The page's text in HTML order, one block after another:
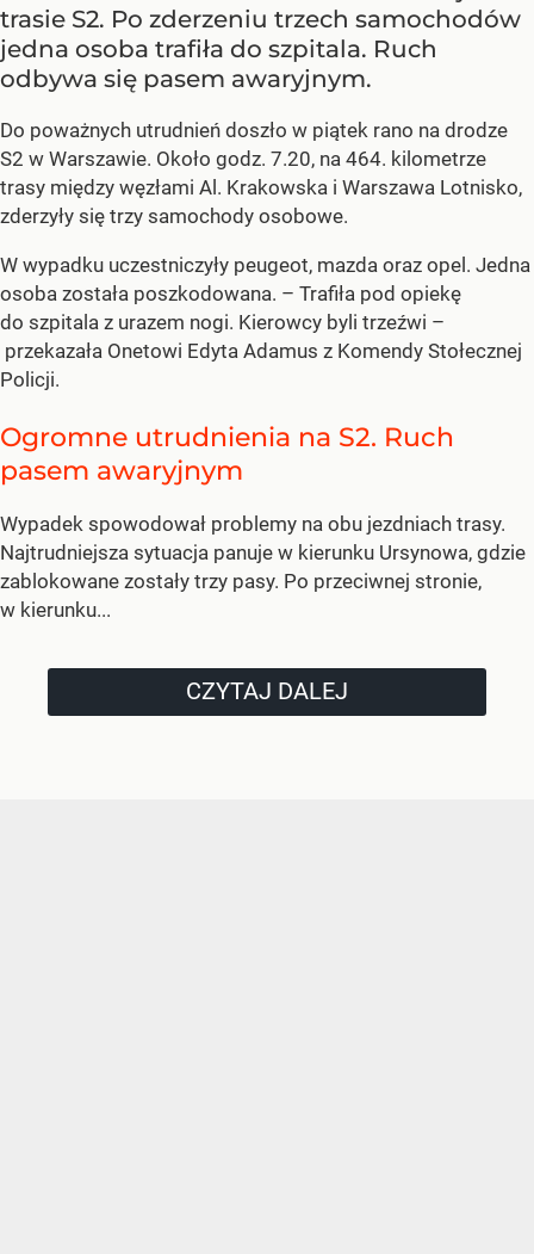
trasie S2. Po zderzeniu trzech samochodów
jedna osoba trafiła do szpitala. Ruch
odbywa się pasem awaryjnym.
Do poważnych utrudnień doszło w piątek rano na drodze
S2 w Warszawie. Około godz. 7.20, na 464. kilometrze
trasy między węzłami Al. Krakowska i Warszawa Lotnisko,
zderzyły się trzy samochody osobowe.
W wypadku uczestniczyły peugeot, mazda oraz opel. Jedna
osoba została poszkodowana. – Trafiła pod opiekę
do szpitala z urazem nogi. Kierowcy byli trzeźwi –
przekazała Onetowi Edyta Adamus z Komendy Stołecznej
Policji.
Ogromne utrudnienia na S2. Ruch
pasem awaryjnym
Wypadek spowodował problemy na obu jezdniach trasy.
Najtrudniejsza sytuacja panuje w kierunku Ursynowa, gdzie
zablokowane zostały trzy pasy. Po przeciwnej stronie,
w kierunku...
CZYTAJ DALEJ